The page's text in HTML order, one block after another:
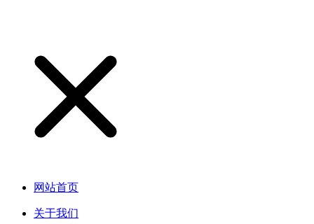
网站首页
关于我们